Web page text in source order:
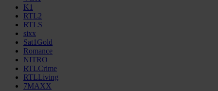
K1
RTL2
RTLS
sixx
Sat1Gold
Romance
NITRO
RTLCrime
RTLLiving
7MAXX